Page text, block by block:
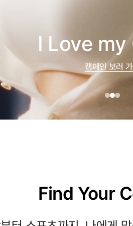
I Love my
캠페인 보러
Find Your